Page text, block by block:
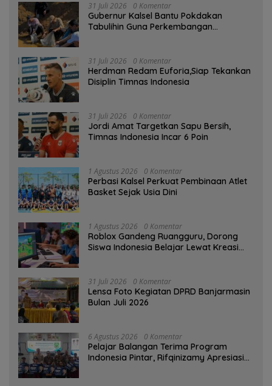
31 Juli 2026 0 Komentar
Gubernur Kalsel Bantu Pokdakan
Tabulihin Guna Perkembangan
31 Juli 2026 0 Komentar
Herdman Redam Euforia,Siap Tekankan
Disiplin Timnas Indonesia
31 Juli 2026 0 Komentar
Jordi Amat Targetkan Sapu Bersih,
Timnas Indonesia Incar 6 Poin
1 Agustus 2026 0 Komentar
Perbasi Kalsel Perkuat Pembinaan Atlet
Basket Sejak Usia Dini
1 Agustus 2026 0 Komentar
Roblox Gandeng Ruangguru, Dorong
Siswa Indonesia Belajar Lewat Kreasi
31 Juli 2026 0 Komentar
Lensa Foto Kegiatan DPRD Banjarmasin
Bulan Juli 2026
6 Agustus 2026 0 Komentar
Pelajar Balangan Terima Program
Indonesia Pintar, Rifqinizamy Apresiasi